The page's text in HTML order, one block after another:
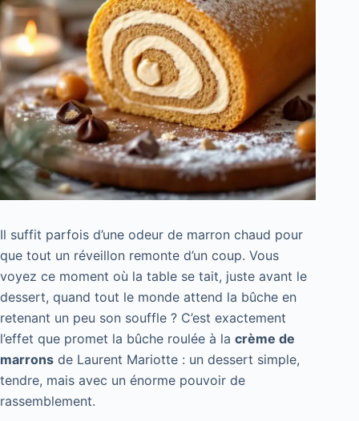
Il suffit parfois d’une odeur de marron chaud pour
que tout un réveillon remonte d’un coup. Vous
voyez ce moment où la table se tait, juste avant le
dessert, quand tout le monde attend la bûche en
retenant un peu son souffle ? C’est exactement
l’effet que promet la bûche roulée à la crème de
marrons de Laurent Mariotte : un dessert simple,
tendre, mais avec un énorme pouvoir de
rassemblement.